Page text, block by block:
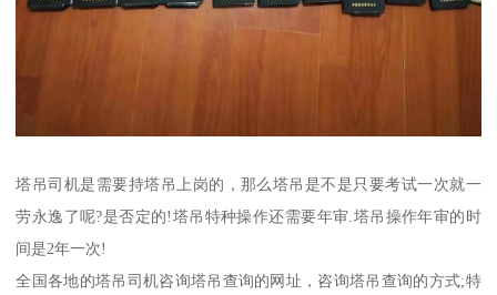
塔吊司机是需要持塔吊上岗的，那么塔吊是不是只要考试一次就一
劳永逸了呢?是否定的!塔吊特种操作还需要年审.塔吊操作年审的时
间是2年一次!
全国各地的塔吊司机咨询塔吊查询的网址，咨询塔吊查询的方式;特